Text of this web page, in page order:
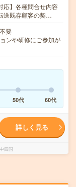
応】各種問合せ内容
送既存顧客の契…
要
ンや研修にご参加が
50代 60代
詳しく見る
四国